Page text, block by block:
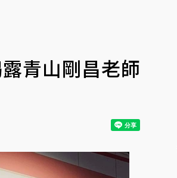
青山剛昌老師